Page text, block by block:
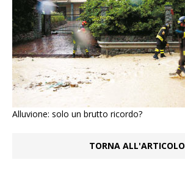
Alluvione: solo un brutto ricordo?
TORNA ALL'ARTICOLO